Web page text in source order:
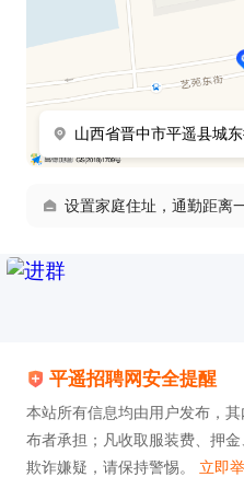
设置家庭住址，通勤距离
平遥招聘网安全提醒
本站所有信息均由用户发布，
布者承担；凡收取服装费、押
欺诈嫌疑，请保持警惕。 立即